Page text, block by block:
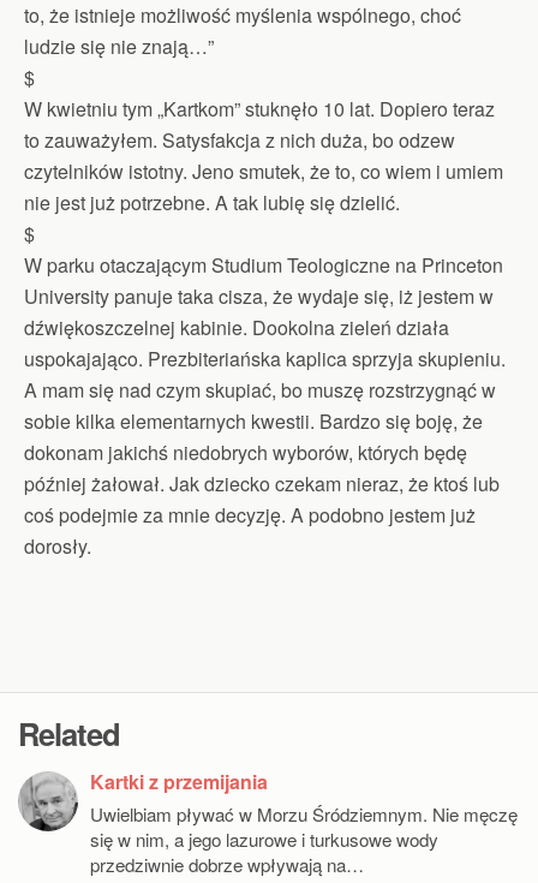
to, że istnieje możliwość myślenia wspólnego, choć
ludzie się nie znają…”
$
W kwietniu tym „Kartkom” stuknęło 10 lat. Dopiero teraz
to zauważyłem. Satysfakcja z nich duża, bo odzew
czytelników istotny. Jeno smutek, że to, co wiem i umiem
nie jest już potrzebne. A tak lubię się dzielić.
$
W parku otaczającym Studium Teologiczne na Princeton
University panuje taka cisza, że wydaje się, iż jestem w
dźwiękoszczelnej kabinie. Dookolna zieleń działa
uspokajająco. Prezbiteriańska kaplica sprzyja skupieniu.
A mam się nad czym skupiać, bo muszę rozstrzygnąć w
sobie kilka elementarnych kwestii. Bardzo się boję, że
dokonam jakichś niedobrych wyborów, których będę
później żałował. Jak dziecko czekam nieraz, że ktoś lub
coś podejmie za mnie decyzję. A podobno jestem już
dorosły.
Related
Kartki z przemijania
Uwielbiam pływać w Morzu Śródziemnym. Nie męczę
się w nim, a jego lazurowe i turkusowe wody
przedziwnie dobrze wpływają na…